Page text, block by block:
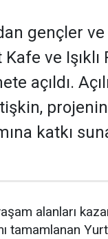
gençler
ve Işıklı
açıldı.
katkı
alanları
tamamlanan